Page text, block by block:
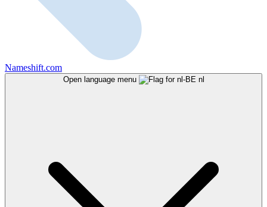
Nameshift.com
Open language menu nl